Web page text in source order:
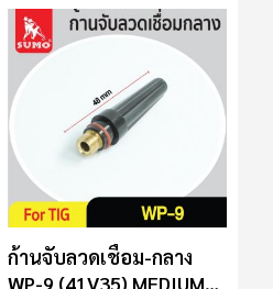
ก้านจับลวดเชื่อม-กลาง
WP-9 (41V35) MEDIUM